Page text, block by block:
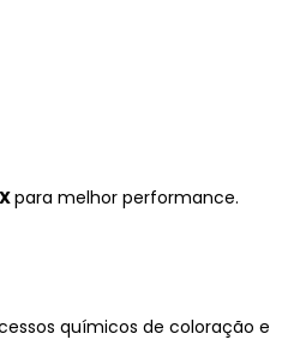
para melhor performance.
químicos de coloração e